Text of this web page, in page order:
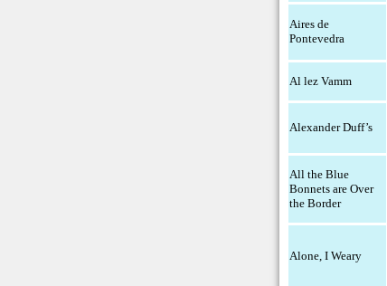
Aires de
Pontevedra
Al lez Vamm
Alexander Duff’s
All the Blue
Bonnets are Over
the Border
Alone, I Weary